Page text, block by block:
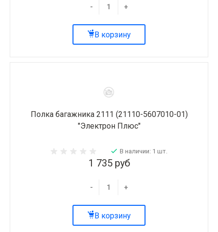
- +
В корзину
Полка багажника 2111 (21110-5607010-01)
"Электрон Плюс"
В наличии: 1 шт.
1 735 руб
- +
В корзину